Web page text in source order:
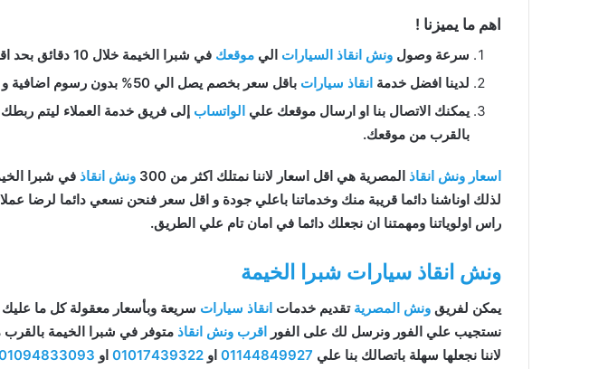
اهم ما يميزنا !
سرعة وصول ونش انقاذ السيارات الي موقعك في شبرا الخيمة خلال 10 دقائق بحد اقصي.
لدينا افضل خدمة انقاذ سيارات باقل سعر بخصم يصل الي 50% بدون رسوم اضافية و بدون اكراميات.
يمكنك الاتصال بنا او ارسال موقعك علي الواتساب إلى فريق خدمة العملاء ليتم ربطك
بالقرب من موقعك.
اسعار ونش انقاذ المصرية هي اقل اسعار لاننا نمتلك اكثر من 300 ونش انقاذ في شبرا
لذلك اوناشنا دائما قريبة منك وخدماتنا باعلي جودة و اقل سعر فنحن نسعي دائما لرضا
راس اولوياتنا ومهمتنا ان نجعلك دائما في امان تام علي الطريق.
ونش انقاذ سيارات شبرا الخيمة
يمكن لفريق ونش المصرية تقديم خدمات انقاذ سيارات سريعة وبأسعار معقولة كل ما
نستجيب علي الفور ونرسل لك على الفور اقرب ونش انقاذ متوفر في شبرا الخيمة
لاننا نجعلها سهلة باتصالك بنا علي 01144849927 او 01017439322 او